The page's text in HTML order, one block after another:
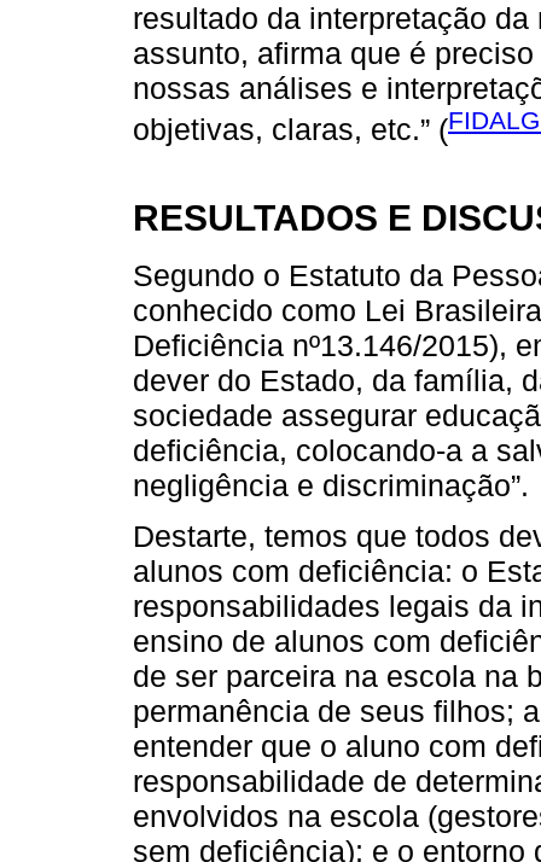
resultado da interpretação
assunto, afirma que é
nossas análises e
objetivas, claras, etc.” (
RESULTADOS E
Segundo o Estatuto da
conhecido como Lei
Deficiência nº13.146/2015),
dever do Estado, da família,
sociedade assegurar
deficiência, colocando-a a
negligência e discriminação”.
Destarte, temos que todos
alunos com deficiência: o
responsabilidades legais da
ensino de alunos com
de ser parceira na escola na
permanência de seus filhos;
entender que o aluno com
responsabilidade de
envolvidos na escola
sem deficiência); e o entorno